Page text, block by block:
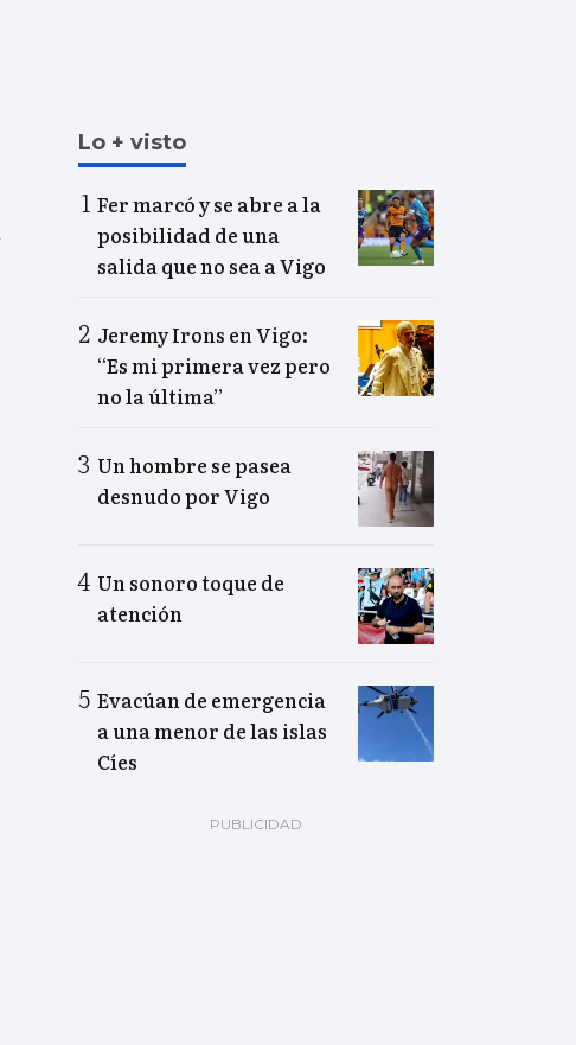
Lo + visto
Fer marcó y se abre a la
posibilidad de una
salida que no sea a Vigo
Jeremy Irons en Vigo:
“Es mi primera vez pero
no la última”
Un hombre se pasea
desnudo por Vigo
Un sonoro toque de
atención
Evacúan de emergencia
a una menor de las islas
Cíes